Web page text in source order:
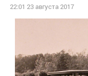
22:01 23 августа 2017